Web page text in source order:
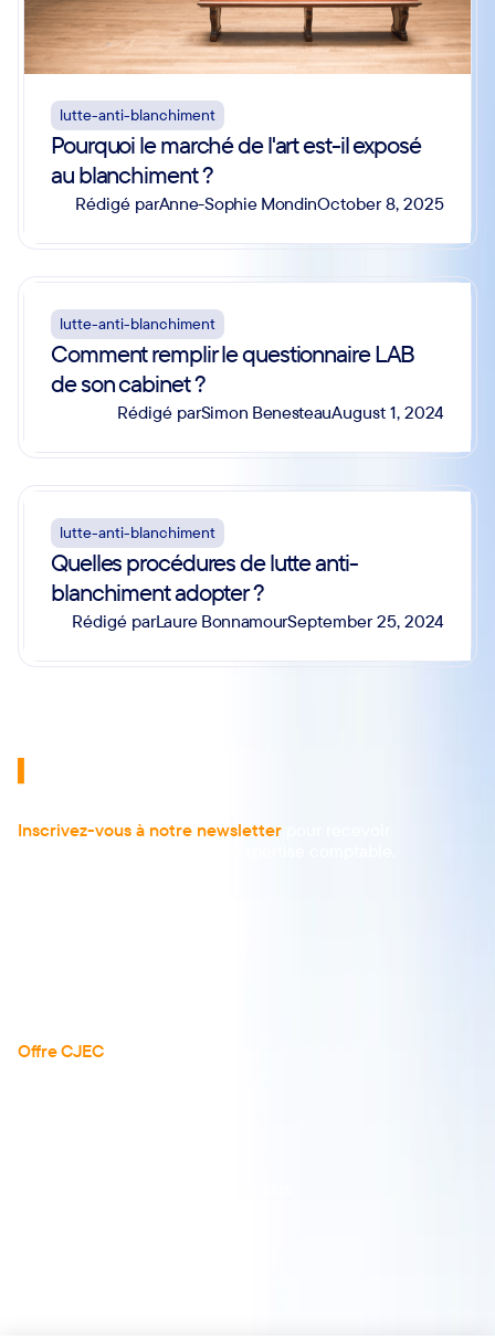
lutte-anti-blanchiment
Pourquoi le marché de l'art est-il exposé
au blanchiment ?
Rédigé parAnne-Sophie MondinOctober 8, 2025
lutte-anti-blanchiment
Comment remplir le questionnaire LAB
de son cabinet ?
Rédigé parSimon BenesteauAugust 1, 2024
lutte-anti-blanchiment
Quelles procédures de lutte anti-
blanchiment adopter ?
Rédigé parLaure BonnamourSeptember 25, 2024
Inscrivez-vous à notre newsletter
Offre CJEC